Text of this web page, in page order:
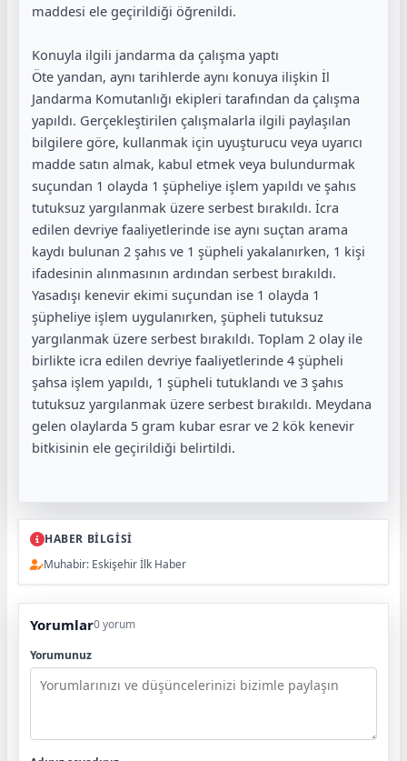
maddesi ele geçirildiği öğrenildi.
Konuyla ilgili jandarma da çalışma yaptı
Öte yandan, aynı tarihlerde aynı konuya ilişkin İl
Jandarma Komutanlığı ekipleri tarafından da çalışma
yapıldı. Gerçekleştirilen çalışmalarla ilgili paylaşılan
bilgilere göre, kullanmak için uyuşturucu veya uyarıcı
madde satın almak, kabul etmek veya bulundurmak
suçundan 1 olayda 1 şüpheliye işlem yapıldı ve şahıs
tutuksuz yargılanmak üzere serbest bırakıldı. İcra
edilen devriye faaliyetlerinde ise aynı suçtan arama
kaydı bulunan 2 şahıs ve 1 şüpheli yakalanırken, 1 kişi
ifadesinin alınmasının ardından serbest bırakıldı.
Yasadışı kenevir ekimi suçundan ise 1 olayda 1
şüpheliye işlem uygulanırken, şüpheli tutuksuz
yargılanmak üzere serbest bırakıldı. Toplam 2 olay ile
birlikte icra edilen devriye faaliyetlerinde 4 şüpheli
şahsa işlem yapıldı, 1 şüpheli tutuklandı ve 3 şahıs
tutuksuz yargılanmak üzere serbest bırakıldı. Meydana
gelen olaylarda 5 gram kubar esrar ve 2 kök kenevir
bitkisinin ele geçirildiği belirtildi.
HABER BİLGİSİ
Muhabir: Eskişehir İlk Haber
Yorumlar0 yorum
Yorumunuz